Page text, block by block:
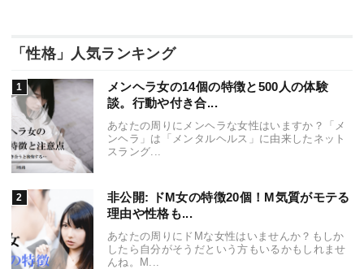
「性格」人気ランキング
メンヘラ女の14個の特徴と500人の体験
談。行動や付き合...
あなたの周りにメンヘラな女性はいますか？「メ
ンヘラ」は「メンタルヘルス」に由来したネット
スラング...
非公開: ドM女の特徴20個！M気質がモテる
理由や性格も...
あなたの周りにドMな女性はいませんか？もしか
したら自分がそうだという方もいるかもしれませ
んね。M...